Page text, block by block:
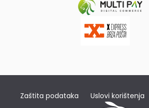
Zaštita podataka Uslovi korištenja